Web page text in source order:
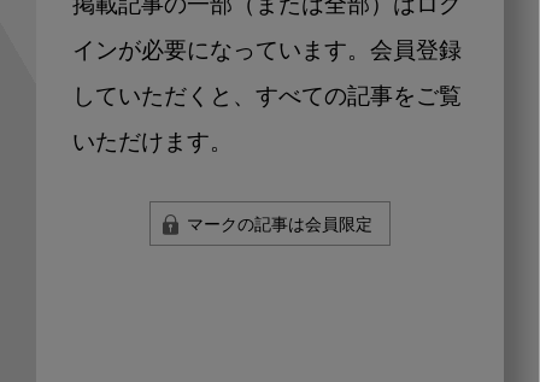
掲載記事の一部（または全部）はログ
インが必要になっています。会員登録
していただくと、すべての記事をご覧
いただけます。
マークの記事は会員限定